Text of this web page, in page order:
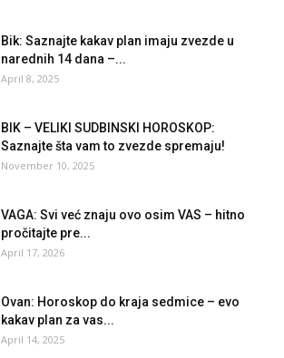
Bik: Saznajte kakav plan imaju zvezde u
narednih 14 dana –...
April 8, 2025
BIK – VELIKI SUDBINSKI HOROSKOP:
Saznajte šta vam to zvezde spremaju!
November 10, 2025
VAGA: Svi već znaju ovo osim VAS – hitno
pročitajte pre...
April 17, 2026
Ovan: Horoskop do kraja sedmice – evo
kakav plan za vas...
April 14, 2025